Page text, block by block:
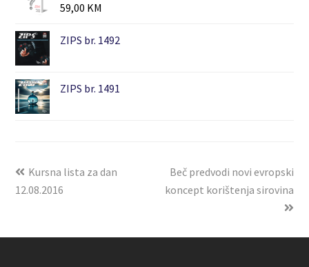
59,00 KM
ZIPS br. 1492
ZIPS br. 1491
Kursna lista za dan
12.08.2016
Beč predvodi novi evropski
koncept korištenja sirovina